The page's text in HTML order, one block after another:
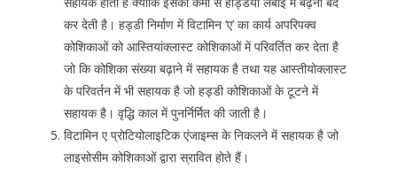
कर देती है। हड्डी निर्माण में विटामिन ‘ए’ का कार्य अपरिपक्व
कोशिकाओं को आस्तियांक्लास्ट कोशिकाओं में परिवर्तित कर देता है
जो कि कोशिका संख्या बढ़ाने में सहायक है तथा यह आस्तीयोक्लास्ट
के परिवर्तन में भी सहायक है जो हड्डी कोशिकाओं के टूटने में
सहायक है। वृद्धि काल में पुनर्निर्मित की जाती है।
विटामिन ए प्रोटियोलाइटिक एंजाइम्स के निकलने में सहायक है जो
लाइसोसीम कोशिकाओं द्वारा स्रावित होते हैं।